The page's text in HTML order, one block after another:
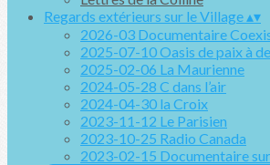
Regards extérieurs sur le Village▴▾
2026-03 Documentaire
2025-07-10 Oasis de paix à
2025-02-06 La Maurienne
2024-05-28 C dans l’air
2024-04-30 la Croix
2023-11-12 Le Parisien
2023-10-25 Radio Canada
2023-02-15 Documentaire